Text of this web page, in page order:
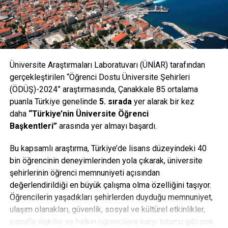
Çanakkale Onsekiz Mart Üniversitesi Mühendislik
Fakültesi Jeoloji Mühendisliği Bölümü Öğretim Üyesi Prof.
Dr. Doğan Perinçek, elk günden buyana yaptığı uyarıların
“Artık burada hiçbir şekilde doğayı veya yağmuru
suçlayamayız. Burada görevini yerine getirmeyenler suçlu
benim kanaatime göre. İşi ehli olana vermeyenler suçlu.
Heyelanla gelen bu malzemeyi temizlemek için şimdi
öncekinden daha çok masraf yapmak gerekiyor. Heyelan
kayma düzlemeni bulmak için yapılan sondajların hepsi
tahrip olmuş durumda. Bu heyelan sondajların bile yanlış
Üniversite Araştırmaları Laboratuvarı (ÜNİAR) tarafından
gerçekleştirilen “Öğrenci Dostu Üniversite Şehirleri
(ÖDÜŞ)-2024” araştırmasında, Çanakkale 85 ortalama
puanla Türkiye genelinde 5. sıradayer alarak bir kez
daha “Türkiye’nin Üniversite Öğrenci
Başkentleri”arasında yer almayı başardı.
Bu kapsamlı araştırma, Türkiye’de lisans düzeyindeki 40
bin öğrencinin deneyimlerinden yola çıkarak, üniversite
şehirlerinin öğrenci memnuniyeti açısından
değerlendirildiği en büyük çalışma olma özelliğini taşıyor.
Öğrencilerin yaşadıkları şehirlerden duyduğu memnuniyet,
ulaşım olanakları, güvenlik, sosyal ve kültürel etkinlikler,
esnafla ilişkiler ve halkın öğrencilere karşı tutumu gibi pek